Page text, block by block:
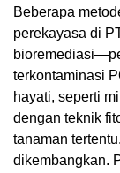
Beberapa
perekayasa di
terkontaminasi
hayati, seperti
dengan teknik
tanaman
dikembangkan.